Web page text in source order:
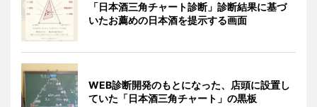
「日本酒三角チャート診断」診断結果に基づ
いたお薦めの日本酒を提示する画面
WEB診断開発のもとになった、店頭に設置し
ていた「日本酒三角チャート」の黒板